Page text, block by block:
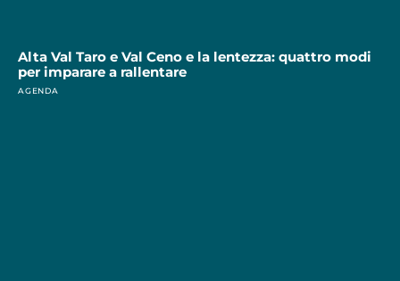
Alta Val Taro e Val Ceno e la lentezza: quattro modi
per imparare a rallentare
AGENDA